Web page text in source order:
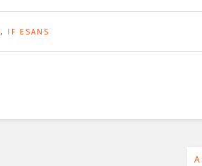
, IF ESANS